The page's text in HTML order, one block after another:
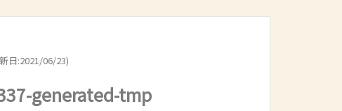
日:2021/06/23)
generated-tmp